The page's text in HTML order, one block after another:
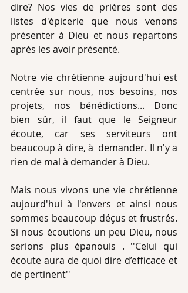
dire? Nos vies de prières sont des
listes d'épicerie que nous venons
présenter à Dieu et nous repartons
après les avoir présenté.
Notre vie chrétienne aujourd'hui est
centrée sur nous, nos besoins, nos
projets, nos bénédictions... Donc
bien sûr, il faut que le Seigneur
écoute, car ses serviteurs ont
beaucoup à dire, à  demander. Il n'y a
rien de mal à demander à Dieu.
Mais nous vivons une vie chrétienne
aujourd'hui à l'envers et ainsi nous
sommes beaucoup déçus et frustrés.
Si nous écoutions un peu Dieu, nous
serions plus épanouis . ''Celui qui
écoute aura de quoi dire d’efficace et
de pertinent''